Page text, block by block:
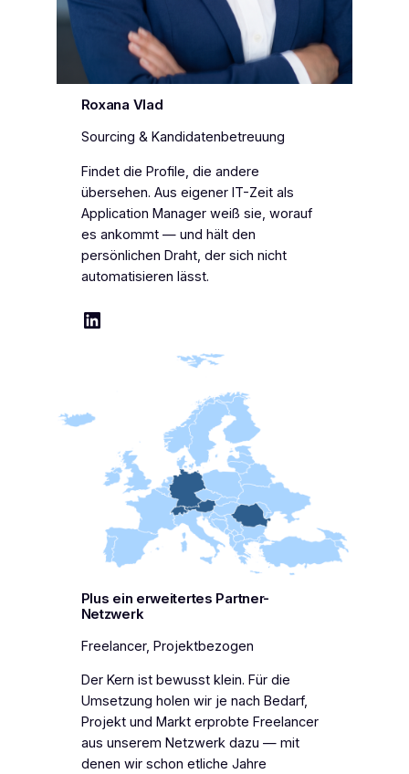
Roxana Vlad
Sourcing & Kandidatenbetreuung
Findet die Profile, die andere
übersehen. Aus eigener IT-Zeit als
Application Manager weiß sie, worauf
es ankommt — und hält den
persönlichen Draht, der sich nicht
automatisieren lässt.
LinkedIn
Plus ein erweitertes Partner-
Netzwerk
Freelancer, Projektbezogen
Der Kern ist bewusst klein. Für die
Umsetzung holen wir je nach Bedarf,
Projekt und Markt erprobte Freelancer
aus unserem Netzwerk dazu — mit
denen wir schon etliche Jahre